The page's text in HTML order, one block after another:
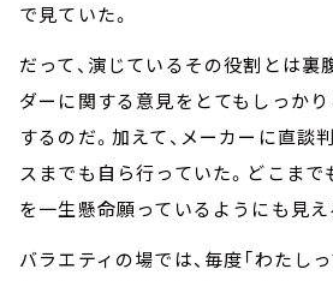
で見ていた。
だって、演じているその役割とは裏
ダーに関する意見をとてもしっか
するのだ。加えて、メーカーに直談
スまでも自ら行っていた。どこま
を一生懸命願っているようにも見え
バラエティの場では、毎度「わたし